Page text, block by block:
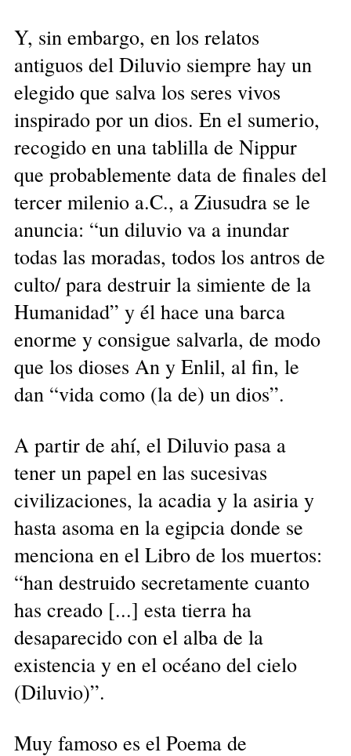
Y, sin embargo, en los relatos
antiguos del Diluvio siempre hay un
elegido que salva los seres vivos
inspirado por un dios. En el sumerio,
recogido en una tablilla de Nippur
que probablemente data de finales del
tercer milenio a.C., a Ziusudra se le
anuncia: “un diluvio va a inundar
todas las moradas, todos los antros de
culto/ para destruir la simiente de la
Humanidad” y él hace una barca
enorme y consigue salvarla, de modo
que los dioses An y Enlil, al fin, le
dan “vida como (la de) un dios”.
A partir de ahí, el Diluvio pasa a
tener un papel en las sucesivas
civilizaciones, la acadia y la asiria y
hasta asoma en la egipcia donde se
menciona en el Libro de los muertos:
“han destruido secretamente cuanto
has creado [...] esta tierra ha
desaparecido con el alba de la
existencia y en el océano del cielo
(Diluvio)”.
Muy famoso es el Poema de